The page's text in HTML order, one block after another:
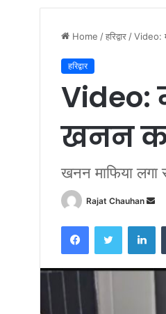
Home /हरिद्वार/Video:
हरिद्वार
Video:
खनन
खनन माफिया लगा
Rajat Chauhan
FacebookTwitter